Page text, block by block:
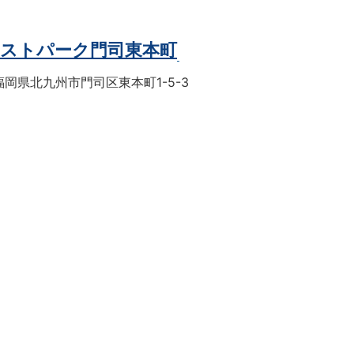
ストパーク門司東本町
岡県北九州市門司区東本町1-5-3